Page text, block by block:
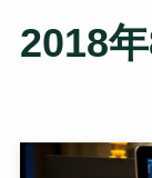
2018年